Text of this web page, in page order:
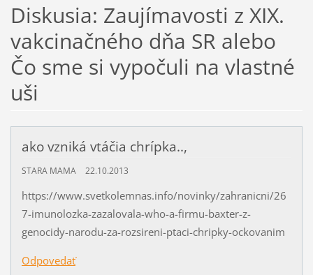
Diskusia: Zaujímavosti z XIX.
vakcinačného dňa SR alebo
Čo sme si vypočuli na vlastné
uši
ako vzniká vtáčia chrípka..,
STARA MAMA 22.10.2013
https://www.svetkolemnas.info/novinky/zahranicni/26
7-imunolozka-zazalovala-who-a-firmu-baxter-z-
genocidy-narodu-za-rozsireni-ptaci-chripky-ockovanim
Odpovedať